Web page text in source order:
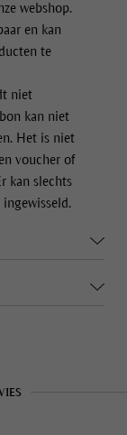
webshop.
en kan
te
niet
kan niet
Het is niet
voucher of
kan slechts